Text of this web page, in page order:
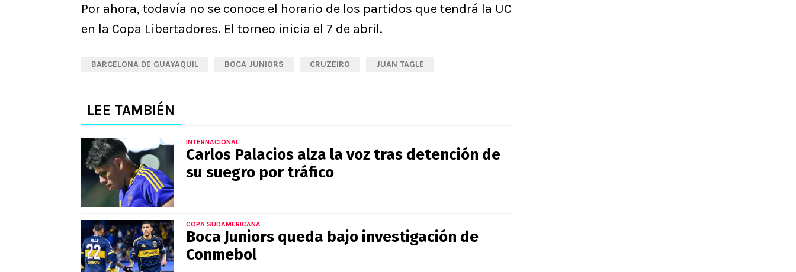
Por ahora, todavía no se conoce el horario de los partidos que tendrá la UC
en la Copa Libertadores. El torneo inicia el 7 de abril.
BARCELONA DE GUAYAQUIL BOCA JUNIORS CRUZEIRO JUAN TAGLE
LEE TAMBIÉN
INTERNACIONAL
Carlos Palacios alza la voz tras detención de
su suegro por tráfico
COPA SUDAMERICANA
Boca Juniors queda bajo investigación de
Conmebol